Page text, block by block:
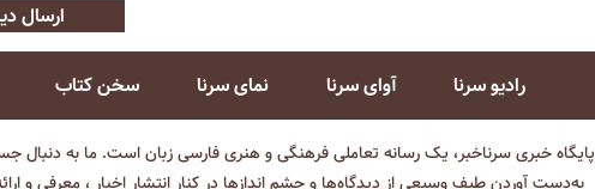
ارسال
رادیو سرنا آوای سرنا نمای سرنا سخن کتاب
پایگاه خبری سرناخبر، یک رسانه تعاملی فرهنگی و هنری فارسی زبان است. ما به دنبال